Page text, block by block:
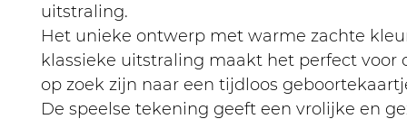
uitstraling.
Het unieke ontwerp met warme zachte
klassieke uitstraling maakt het perfect voor
op zoek zijn naar een tijdloos
De speelse tekening geeft een vrolijke en